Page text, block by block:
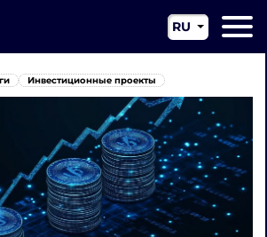
О нас
Наши услуги
Новости
Юрисдикции
RU
EN
Инвестиционные проекты